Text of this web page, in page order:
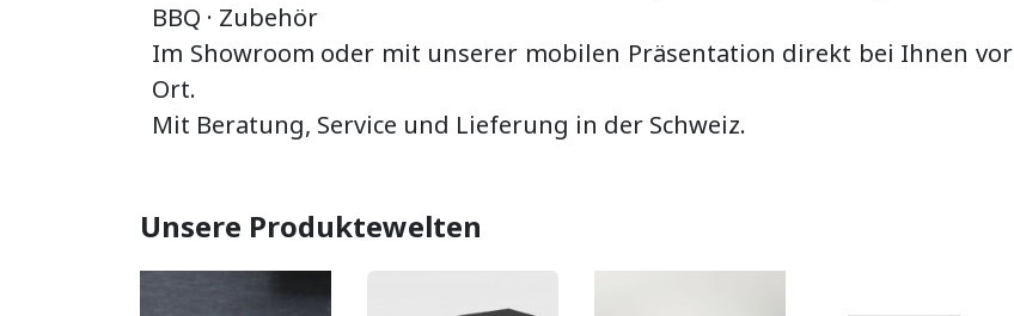
BBQ · Zubehör
Im Showroom oder mit unserer mobilen Präsentation direkt bei Ihnen vor
Ort.
Mit Beratung, Service und Lieferung in der Schweiz.
Unsere Produktewelten